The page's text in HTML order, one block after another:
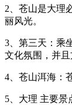
2、苍山是大理
丽风光。
3、第三天：乘
文化氛围，并且
4、苍山洱海：
5、大理 主要景